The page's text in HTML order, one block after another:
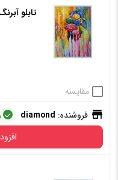
تابلو
مقایسه
فروشنده: diamond